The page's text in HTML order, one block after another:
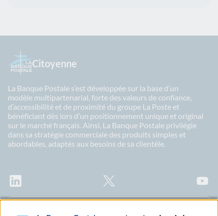
Citoyenne
La Banque Postale s’est développée sur la base d’un
modèle multipartenarial, forte des valeurs de confiance,
d’accessibilité et de proximité du groupe La Poste et
bénéficiant dès lors d’un positionnement unique et original
sur le marché français. Ainsi, La Banque Postale privilégie
dans sa stratégie commerciale des produits simples et
abordables, adaptés aux besoins de sa clientèle.